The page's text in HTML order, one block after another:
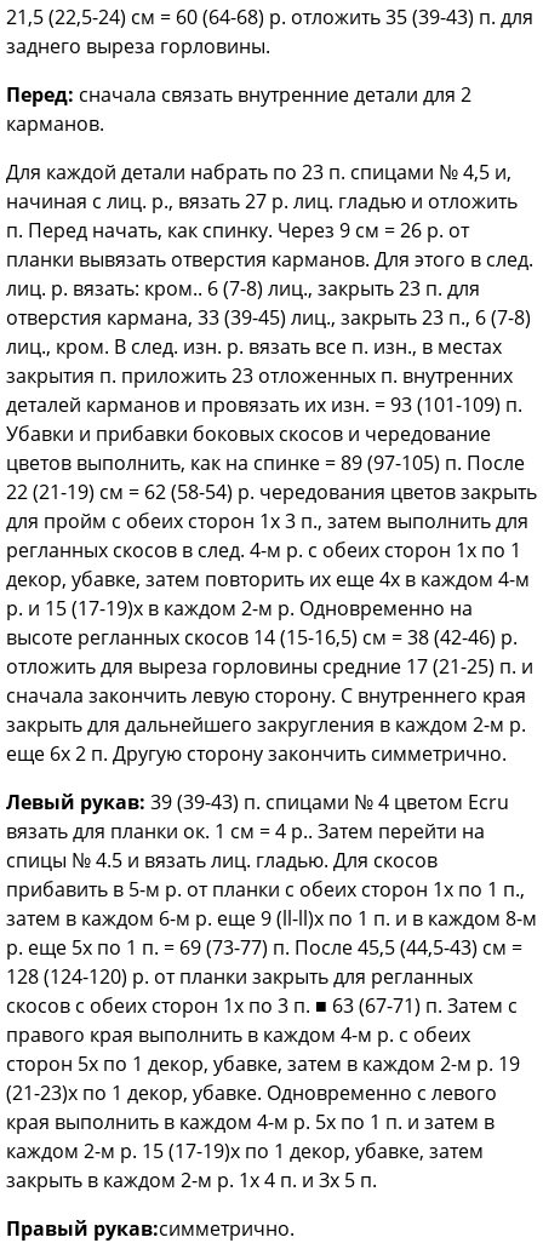
21,5 (22,5-24) см = 60 (64-68) р. отложить 35 (39-43) п. для
заднего выреза горловины.
Перед: сначала связать внутренние детали для 2
карманов.
Для каждой детали набрать по 23 п. спицами № 4,5 и,
начиная с лиц. р., вязать 27 р. лиц. гладью и отложить
п. Перед начать, как спинку. Через 9 см = 26 р. от
планки вывязать отверстия карманов. Для этого в след.
лиц. р. вязать: кром.. 6 (7-8) лиц., закрыть 23 п. для
отверстия кармана, 33 (39-45) лиц., закрыть 23 п., 6 (7-8)
лиц., кром. В след. изн. р. вязать все п. изн., в местах
закрытия п. приложить 23 отложенных п. внутренних
деталей карманов и провязать их изн. = 93 (101-109) п.
Убавки и прибавки боковых скосов и чередование
цветов выполнить, как на спинке = 89 (97-105) п. После
22 (21-19) см = 62 (58-54) р. чередования цветов закрыть
для пройм с обеих сторон 1х 3 п., затем выполнить для
регланных скосов в след. 4-м р. с обеих сторон 1х по 1
декор, убавке, затем повторить их еще 4х в каждом 4-м
р. и 15 (17-19)х в каждом 2-м р. Одновременно на
высоте регланных скосов 14 (15-16,5) см = 38 (42-46) р.
отложить для выреза горловины средние 17 (21-25) п. и
сначала закончить левую сторону. С внутреннего края
закрыть для дальнейшего закругления в каждом 2-м р.
еще 6х 2 п. Другую сторону закончить симметрично.
Левый рукав: 39 (39-43) п. спицами № 4 цветом Ecru
вязать для планки ок. 1 см = 4 р.. Затем перейти на
спицы № 4.5 и вязать лиц. гладью. Для скосов
прибавить в 5-м р. от планки с обеих сторон 1х по 1 п.,
затем в каждом 6-м р. еще 9 (ll-ll)x по 1 п. и в каждом 8-м
р. еще 5х по 1 п. = 69 (73-77) п. После 45,5 (44,5-43) см =
128 (124-120) р. от планки закрыть для регланных
скосов с обеих сторон 1х по 3 п. ■ 63 (67-71) п. Затем с
правого края выполнить в каждом 4-м р. с обеих
сторон 5х по 1 декор, убавке, затем в каждом 2-м р. 19
(21-23)х по 1 декор, убавке. Одновременно с левого
края выполнить в каждом 4-м р. 5х по 1 п. и затем в
каждом 2-м р. 15 (17-19)х по 1 декор, убавке, затем
закрыть в каждом 2-м р. 1х 4 п. и Зх 5 п.
Правый рукав:симметрично.